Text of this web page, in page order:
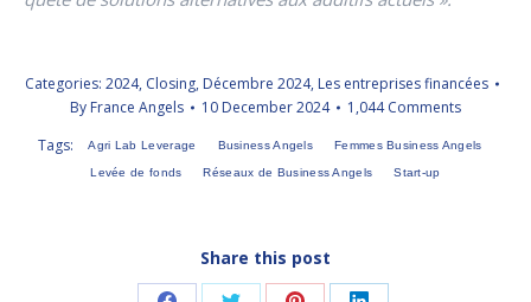
Categories: 2024, Closing, Décembre 2024, Les entreprises financées
By France Angels 10 December 2024
1,044 Comments
Tags:
Agri Lab Leverage Business Angels Femmes Business Angels
Levée de fonds Réseaux de Business Angels Start-up
Share this post